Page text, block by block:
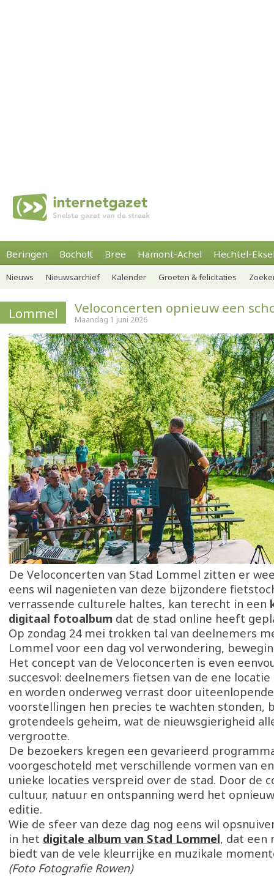
Beringen Bocholt Bree Hamont-Achel Hechtel-
Nieuws Nieuwsarchief Kalender Groeten & felicitaties
Lommel Veloconcerten opnieuw een
Maandag 1 juni 2026
De Veloconcerten van Stad Lommel zitten er
eens wil nagenieten van deze bijzondere
verrassende culturele haltes, kan terecht in een
digitaal fotoalbum dat de stad online heeft
Op zondag 24 mei trokken tal van deelnemers
Lommel voor een dag vol verwondering,
Het concept van de Veloconcerten is even
succesvol: deelnemers fietsen van de ene
en worden onderweg verrast door
voorstellingen hen precies te wachten stonden,
grotendeels geheim, wat de nieuwsgierigheid
vergrootte.
De bezoekers kregen een gevarieerd
voorgeschoteld met verschillende vormen van
unieke locaties verspreid over de stad. Door de
cultuur, natuur en ontspanning werd het
editie.
Wie de sfeer van deze dag nog eens wil
in het digitale album van Stad Lommel, dat een
biedt van de vele kleurrijke en muzikale
(Foto Fotografie Rowen)